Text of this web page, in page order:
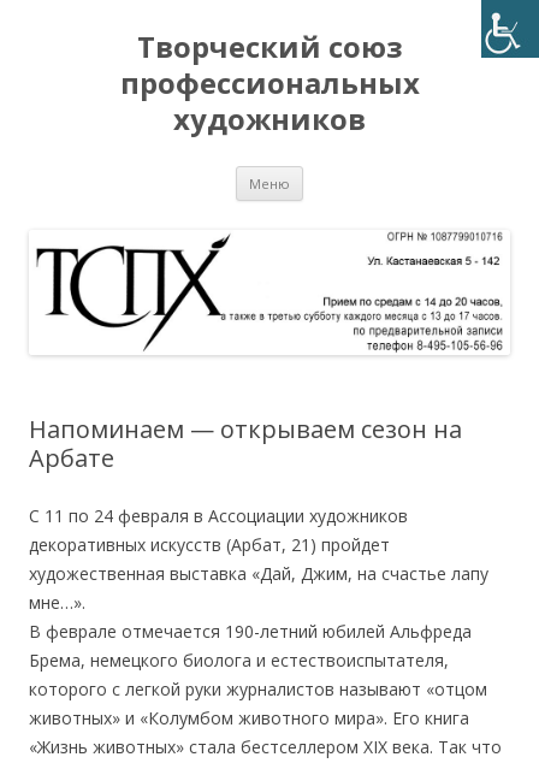
Творческий союз
профессиональных
художников
Меню
Напоминаем — открываем сезон на
Арбате
С 11 по 24 февраля в Ассоциации художников
декоративных искусств (Арбат, 21) пройдет
художественная выставка «Дай, Джим, на счастье лапу
мне…».
В феврале отмечается 190-летний юбилей Альфреда
Брема, немецкого биолога и естествоиспытателя,
которого с легкой руки журналистов называют «отцом
животных» и «Колумбом животного мира». Его книга
«Жизнь животных» стала бестселлером XIX века. Так что